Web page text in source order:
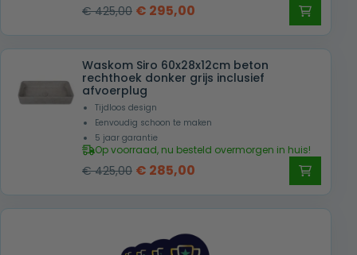
€425,00 Oorspronkelijke
was:
€ 425,00.
€ 295,00
is:
€ 295,00.
Waskom Siro 60x28x12cm beton
rechthoek donker grijs inclusief
afvoerplug
Tijdloos design
Eenvoudig schoon te maken
5 jaar garantie
Op voorraad, nu besteld overmorgen in huis!
€425,00 Oorspronkelijke
was:
€ 425,00.
€ 285,00
is: